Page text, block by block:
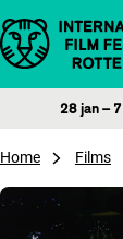
Direct naar
28 jan –
Home Films